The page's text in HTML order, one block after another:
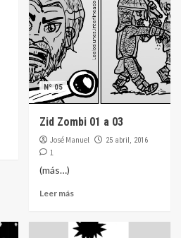
Nº 05
Zid Zombi 01 a 03
José Manuel 25 abril, 2016
1
(más…)
Leer más